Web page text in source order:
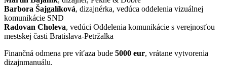
Barbora Šajgalíková, dizajnérka, vedúca oddelenia vizuálnej
komunikácie SND
Radovan Choleva, vedúci Oddelenia komunikácie s verejnosťou
mestskej časti Bratislava-Petržalka
Finančná odmena pre víťaza bude 5000 eur, vrátane vytvorenia
dizajnmanuálu.